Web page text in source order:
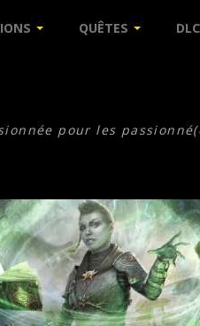
pour les
QUÊTES